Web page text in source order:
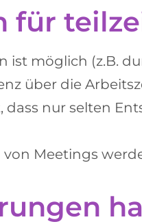
für
ist möglich (z.B.
über die
dass nur selten
Meetings